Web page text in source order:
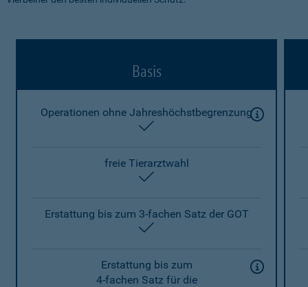
Basis
Operationen ohne Jahreshöchstbegrenzung
freie Tierarztwahl
Erstattung bis zum 3-fachen Satz der GOT
Erstattung bis zum
4-fachen Satz für die